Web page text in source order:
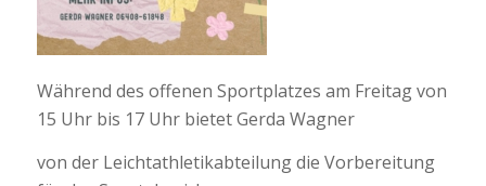
Während des offenen Sportplatzes am Freitag von
15 Uhr bis 17 Uhr bietet Gerda Wagner
von der Leichtathletikabteilung die Vorbereitung